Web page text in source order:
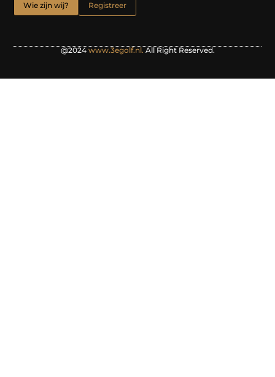
Wie zijn wij? Registreer
@2024www.3egolf.nl.All Right Reserved.